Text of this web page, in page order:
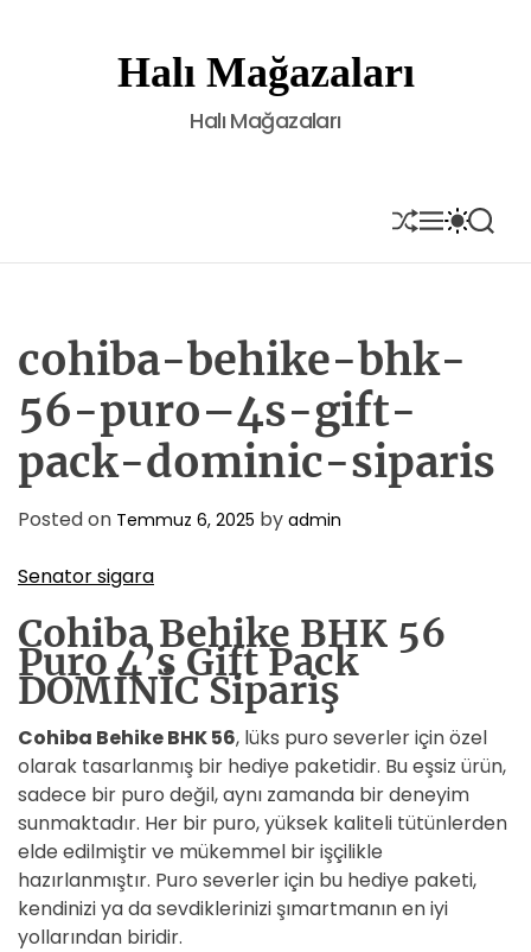
t
Halı Mağazaları
Halı Mağazaları
S
H
U
E
M
E
N
S
W
I
O
M
O
S
E
A
cohiba-behike-bhk-
56-puro–4s-gift-
pack-dominic-siparis
Posted on Temmuz 6, 2025 by admin
Senator sigara
Cohiba Behike BHK 56
Puro 4’s Gift Pack
DOMİNİC Sipariş
Cohiba Behike BHK 56, lüks puro severler için özel
olarak tasarlanmış bir hediye paketidir. Bu eşsiz ürün,
sadece bir puro değil, aynı zamanda bir deneyim
sunmaktadır. Her bir puro, yüksek kaliteli tütünlerden
elde edilmiştir ve mükemmel bir işçilikle
hazırlanmıştır. Puro severler için bu hediye paketi,
kendinizi ya da sevdiklerinizi şımartmanın en iyi
yollarından biridir.